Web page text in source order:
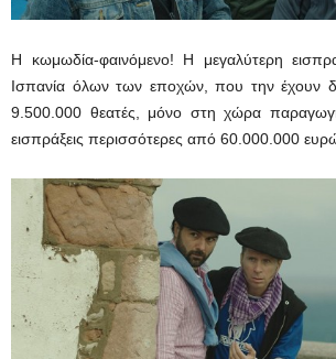
H κωμωδία-φαινόμενο! H μεγαλύτερη
Ισπανία όλων των εποχών, που την έχουν
9.500.000 θεατές, μόνο στη χώρα
εισπράξεις περισσότερες από 60.000.000